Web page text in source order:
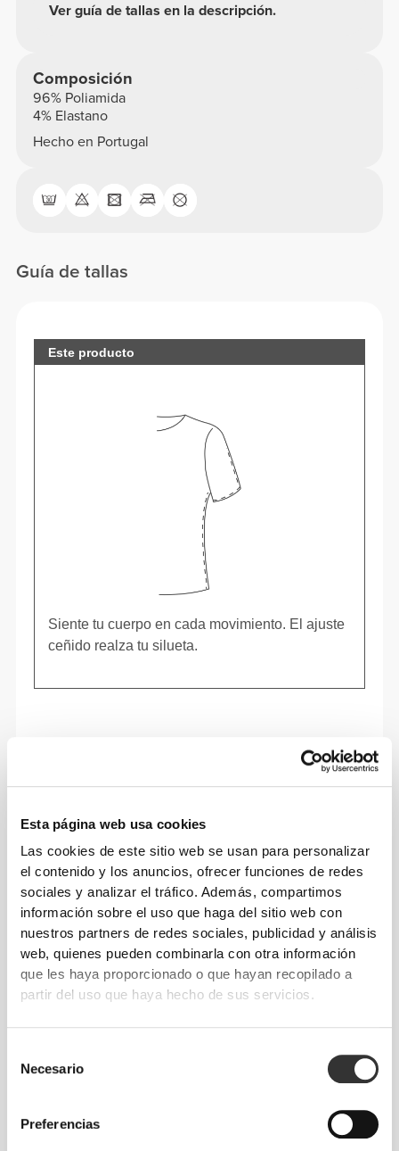
Esta página web usa cookies
Las cookies de este sitio web se usan para personalizar
el contenido y los anuncios, ofrecer funciones de redes
sociales y analizar el tráfico. Además, compartimos
información sobre el uso que haga del sitio web con
nuestros partners de redes sociales, publicidad y análisis
web, quienes pueden combinarla con otra información
que les haya proporcionado o que hayan recopilado a
partir del uso que haya hecho de sus servicios.
Necesario
Preferencias
Ver guía de tallas en la descripción.
Composición
96% Poliamida
4% Elastano
Hecho en Portugal
Guía de tallas
Este producto
Siente tu cuerpo en cada movimiento. El ajuste
ceñido realza tu silueta.
Moverse con comodidad y libertad todos los
días, ese es el lema.